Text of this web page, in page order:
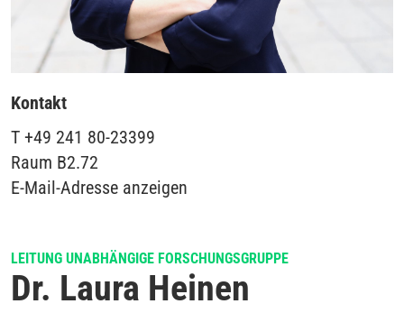
Kontakt
T +49 241 80-23399
Raum B2.72
E-Mail-Adresse anzeigen
LEITUNG UNABHÄNGIGE FORSCHUNGSGRUPPE
Dr. Laura Heinen